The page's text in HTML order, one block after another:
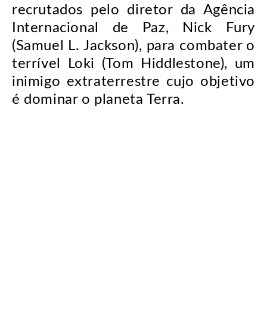
recrutados pelo diretor da Agência
Internacional de Paz, Nick Fury
(Samuel L. Jackson), para combater o
terrível Loki (Tom Hiddlestone), um
inimigo extraterrestre cujo objetivo
é dominar o planeta Terra.